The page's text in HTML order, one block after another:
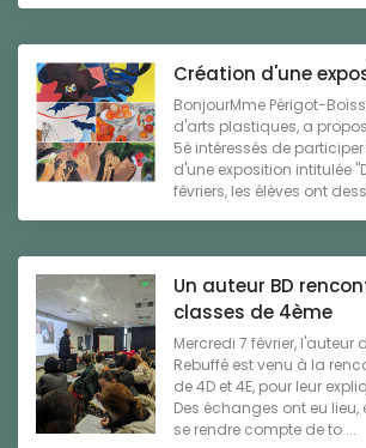
Création d'une
BonjourMme Périgot-
d'arts plastiques, a
5è intéressés de
d'une exposition intitulée
févriers, les élèves ont
Un auteur BD
classes de 4ème
Mercredi 7 février, l'auteur
Rebuffé est venu à la
de 4D et 4E, pour leur
Des échanges ont eu lieu,
se rendre compte de to ...